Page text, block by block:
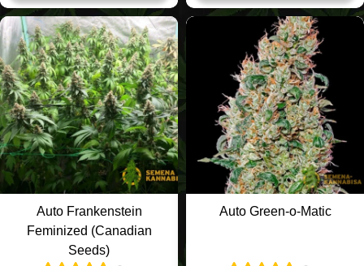
Auto Frankenstein
Feminized (Canadian
Seeds)
Auto Green-o-Matic